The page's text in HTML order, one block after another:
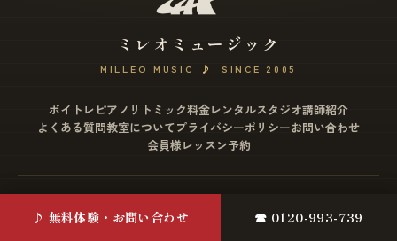
ミレオミュージック
MILLEO MUSIC ♪ SINCE 2005
ボイトレ ピアノ リトミック料金レンタルスタジオ講師紹介
よくある質問教室について プライバシーポリシーお問い合わせ
会員様レッスン予約
〒271-0077 千葉県松戸市根本2-12 ミヤザワビル4F
♪ 無料体験・お問い合わせ ☎ 0120-993-739